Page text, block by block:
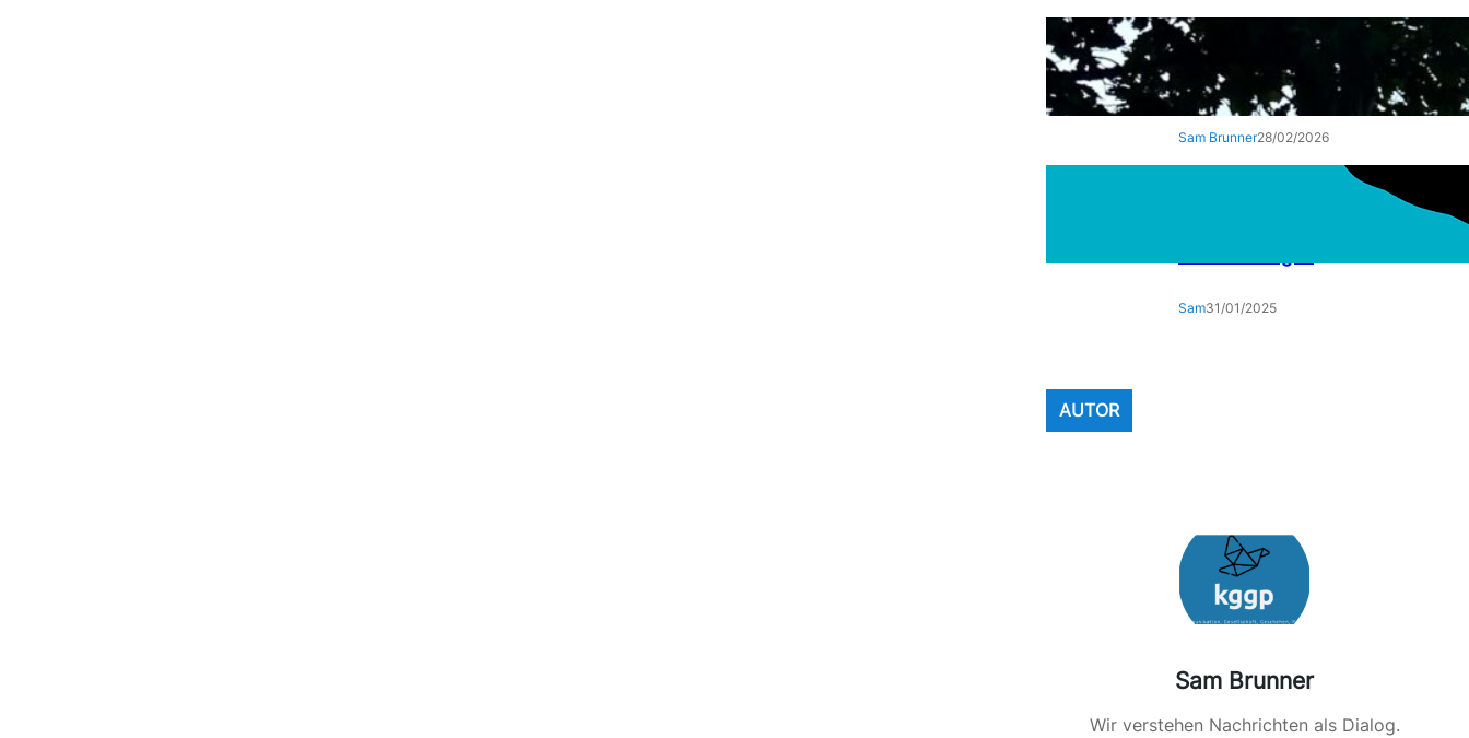
Der digitale Unternehmer –
Zwischen Algorithmus und
Ambition
Sam Brunner28/02/2026
Die Auswirkungen des
Klimawandels auf den Alltag:
Sam31/01/2025
AUTOR
Sam Brunner
Wir verstehen Nachrichten als Dialog.